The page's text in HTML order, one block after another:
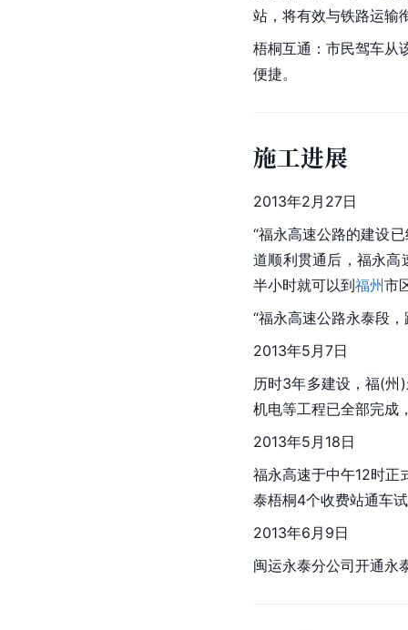
站，将有效与铁路运输
梧桐互通：市民驾车从
便捷。
施工进展
2013年2月27日
“福永高速公路的建设
道顺利贯通后，福永高
半小时就可以到福州市
“福永高速公路永泰段
2013年5月7日
历时3年多建设，福(州
机电等工程已全部完成
2013年5月18日
福永高速于中午12时正
泰梧桐4个收费站通车
2013年6月9日
闽运永泰分公司开通永